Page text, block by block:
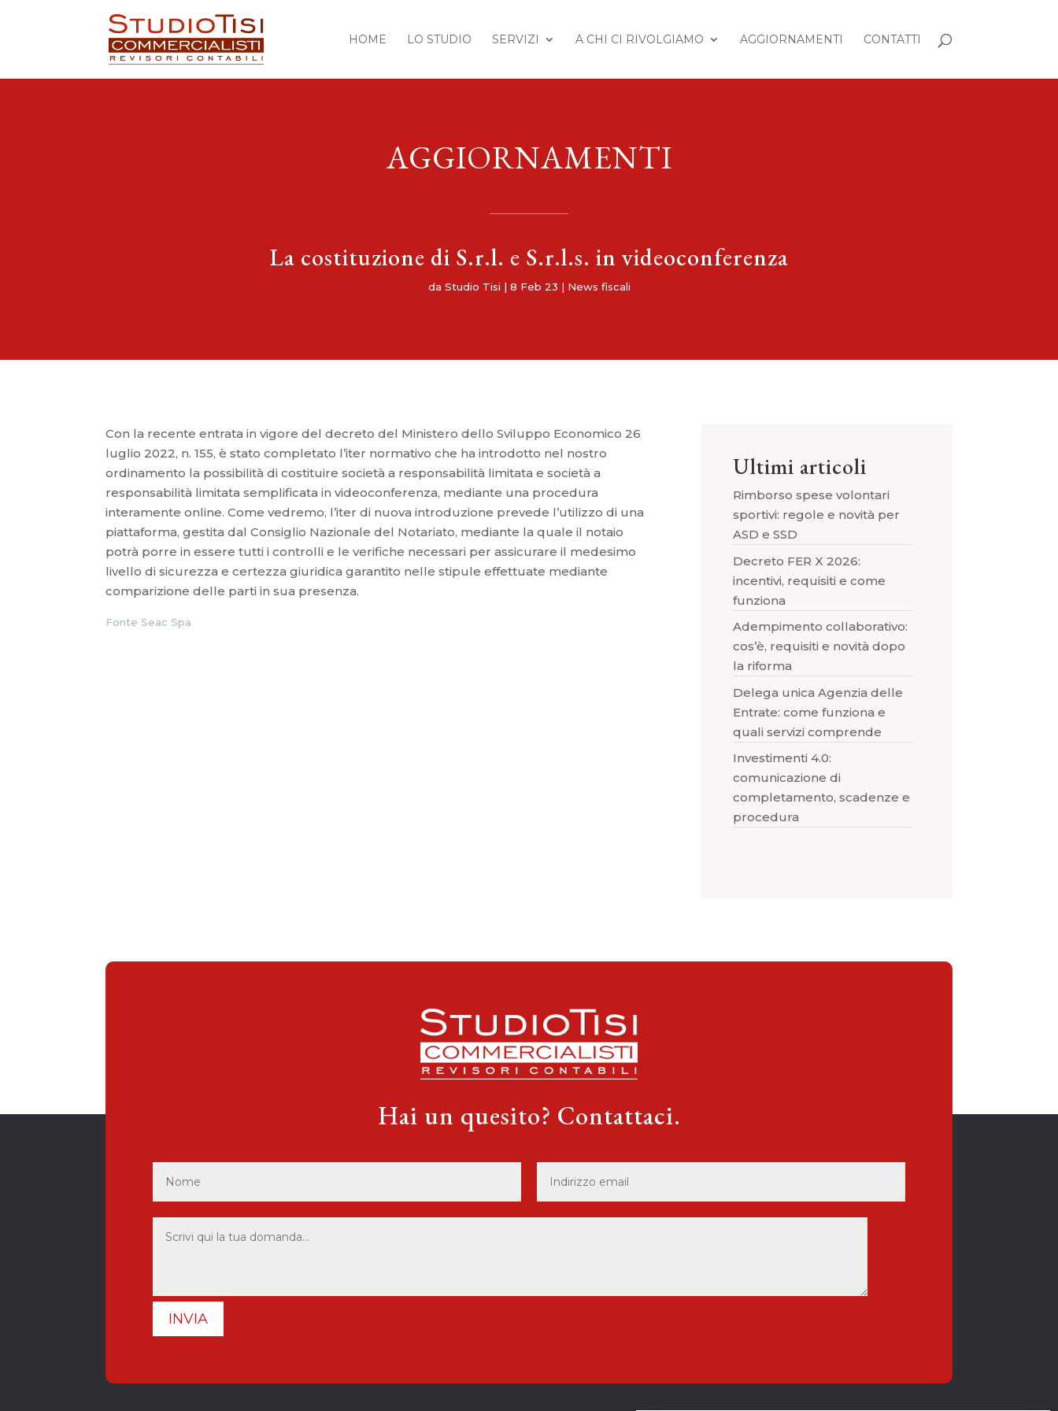
HOME LO STUDIO SERVIZI A CHI CI RIVOLGIAMO AGGIORNAMENTI CONTATTI
AGGIORNAMENTI
La costituzione di S.r.l. e S.r.l.s. in videoconferenza
da Studio Tisi | 8 Feb 23 | News fiscali
Con la recente entrata in vigore del decreto del Ministero dello Sviluppo Economico 26
luglio 2022, n. 155, è stato completato l’iter normativo che ha introdotto nel nostro
ordinamento la possibilità di costituire società a responsabilità limitata e società a
responsabilità limitata semplificata in videoconferenza, mediante una procedura
interamente online. Come vedremo, l’iter di nuova introduzione prevede l’utilizzo di una
piattaforma, gestita dal Consiglio Nazionale del Notariato, mediante la quale il notaio
potrà porre in essere tutti i controlli e le verifiche necessari per assicurare il medesimo
livello di sicurezza e certezza giuridica garantito nelle stipule effettuate mediante
comparizione delle parti in sua presenza.
Fonte Seac Spa
Ultimi articoli
Rimborso spese volontari
sportivi: regole e novità per
ASD e SSD
Decreto FER X 2026:
incentivi, requisiti e come
funziona
Adempimento collaborativo:
cos’è, requisiti e novità dopo
la riforma
Delega unica Agenzia delle
Entrate: come funziona e
quali servizi comprende
Investimenti 4.0:
comunicazione di
completamento, scadenze e
procedura
Hai un quesito? Contattaci.
INVIA